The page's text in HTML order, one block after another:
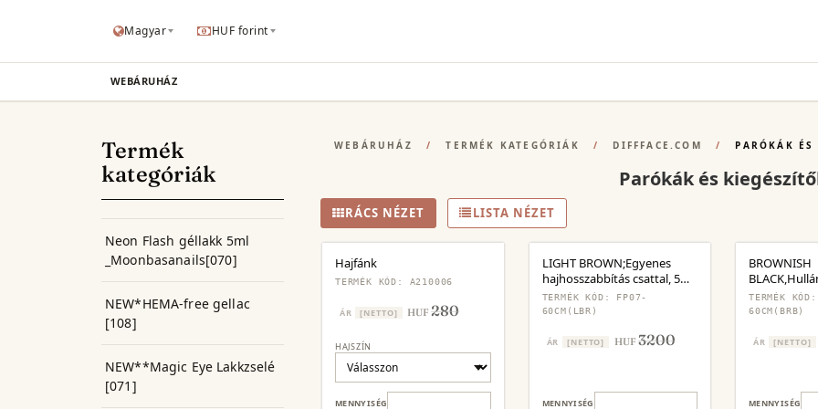
Magyar HUF forint
WEBÁRUHÁZ
Termék
kategóriák
Neon Flash géllakk 5ml
_Moonbasanails[070]
NEW*HEMA-free gellac
[108]
NEW**Magic Eye Lakkzselé
[071]
WEBÁRUHÁZ / TERMÉK KATEGÓRIÁK / DIFFFACE.COM / PARÓKÁK
Parókák és
RÁCS NÉZET LISTA NÉZET
Hajfánk
TERMÉK KÓD: A210006
ÁR [NETTO] HUF280
HAJSZÍN
MENNYISÉG
LIGHT BROWN;Egyenes
hajhosszabbítás csattal, 5
darabos készlet
TERMÉK KÓD: FP07-
60CM(LBR)
ÁR [NETTO] HUF3200
MENNYISÉG
BROWNISH
darabos
TERMÉK
60CM(BRB)
ÁR [NETTO]
MENNYISÉG